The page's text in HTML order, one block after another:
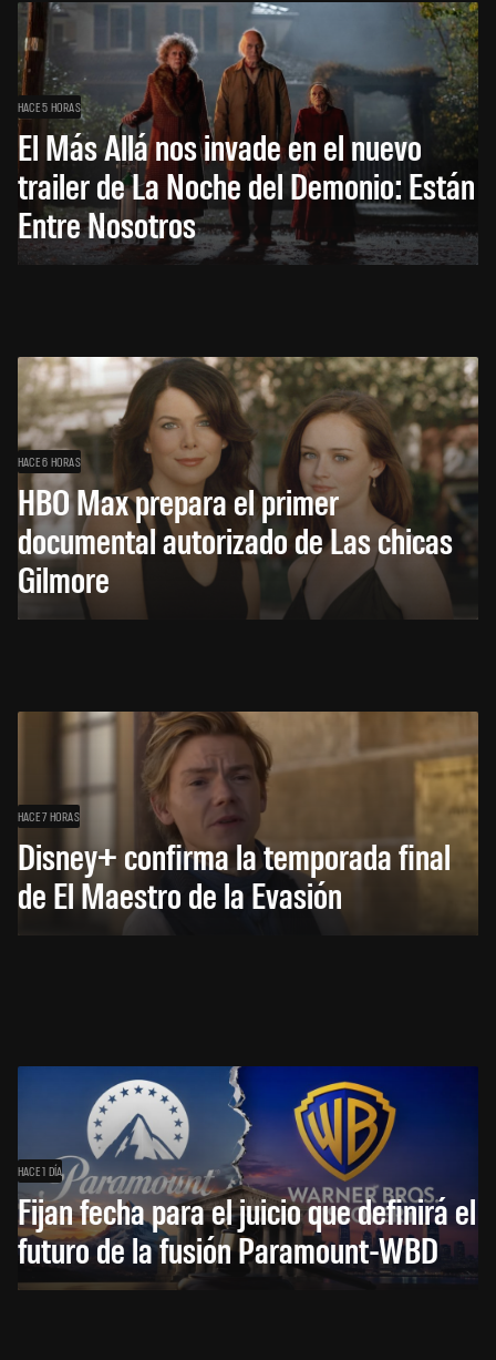
HACE 5 HORAS
El Más Allá nos invade en el nuevo
trailer de La Noche del Demonio: Están
Entre Nosotros
HACE 6 HORAS
HBO Max prepara el primer
documental autorizado de Las chicas
Gilmore
HACE 7 HORAS
Disney+ confirma la temporada final
de El Maestro de la Evasión
HACE 1 DÍA
Fijan fecha para el juicio que definirá el
futuro de la fusión Paramount-WBD